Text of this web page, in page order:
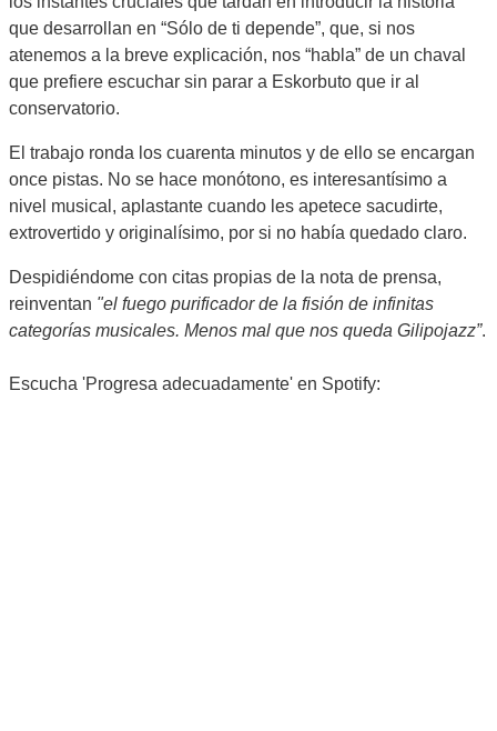
que desarrollan en “Sólo de ti depende”, que, si nos
atenemos a la breve explicación, nos “habla” de un chaval
que prefiere escuchar sin parar a Eskorbuto que ir al
conservatorio.
El trabajo ronda los cuarenta minutos y de ello se encargan
once pistas. No se hace monótono, es interesantísimo a
nivel musical, aplastante cuando les apetece sacudirte,
extrovertido y originalísimo, por si no había quedado claro.
Despidiéndome con citas propias de la nota de prensa,
reinventan "el fuego purificador de la fisión de infinitas
categorías musicales. Menos mal que nos queda Gilipojazz”.
Escucha 'Progresa adecuadamente' en Spotify: